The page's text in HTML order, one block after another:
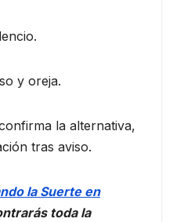
y oreja.
la alternativa,
tras aviso.
la Suerte en
toda la